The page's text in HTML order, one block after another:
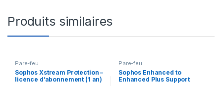
Produits similaires
Pare-feu
Sophos Xstream Protection –
licence d’abonnement (1 an)
Pare-feu
Sophos Enhanced to
Enhanced Plus Support